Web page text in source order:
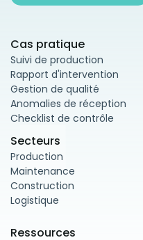
Cas pratique
Suivi de production
Rapport d'intervention
Gestion de qualité
Anomalies de réception
Checklist de contrôle
Secteurs
Production
Maintenance
Construction
Logistique
Ressources